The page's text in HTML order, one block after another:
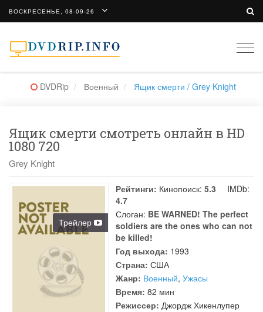
ВОСКРЕСЕНЬЕ, 08-09-26
DVDRip Военный Ящик смерти / Grey Knight
Ящик смерти смотреть онлайн в HD
1080 720
Grey Knight
Трейлер
Рейтинги: Кинопоиск: 5.3
IMDb:
4.7
Слоган: BE WARNED! The perfect
soldiers are the ones who can not
be killed!
Год выхода: 1993
Страна: США
Жанр: Военный, Ужасы
Время: 82 мин
Режиссер: Джордж Хикенлупер